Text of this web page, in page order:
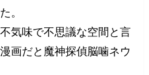
。
気味で不思議な空間と言
画だと魔神探偵脳噛ネウ